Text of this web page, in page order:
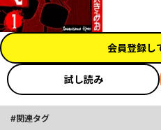
会員登録し
試し読み
関連タグ